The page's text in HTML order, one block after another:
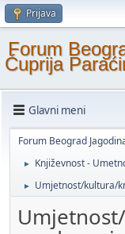
Prijava
Forum
Ćuprija
Glavni meni
Forum Beograd
► Književnost -
► Umjetnost/kultura/